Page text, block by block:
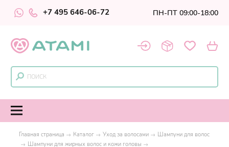
+7 495 646-06-72 ПН-ПТ 09:00-18:00
Главная страница Каталог Уход за волосами
Шампуни для волос
Шампуни для жирных волос и кожи головы